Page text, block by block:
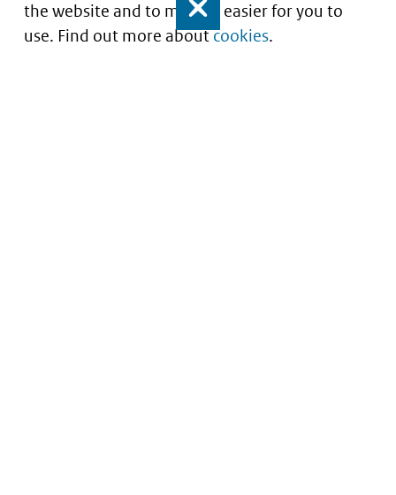
the website and to make it easier for you to
use. Find out more aboutcookies.
Close